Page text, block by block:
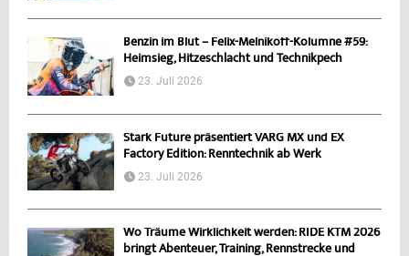
Benzin im Blut – Felix-Melnikoff-Kolumne #59:
Heimsieg, Hitzeschlacht und Technikpech
23. Juli 2026
Stark Future präsentiert VARG MX und EX
Factory Edition: Renntechnik ab Werk
23. Juli 2026
Wo Träume Wirklichkeit werden: RIDE KTM 2026
bringt Abenteuer, Training, Rennstrecke und